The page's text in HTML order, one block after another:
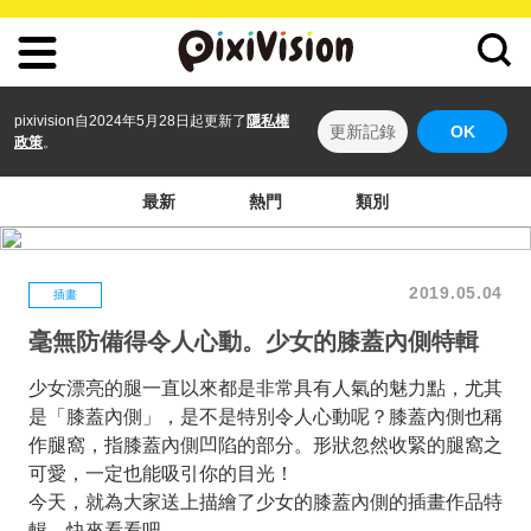
pixivision自2024年5月28日起更新了 隱私權
政策。
更新記錄 OK
最新 熱門 類別
插畫 2019.05.04
毫無防備得令人心動。少女的膝蓋內側特輯
少女漂亮的腿一直以來都是非常具有人氣的魅力點，尤其
是「膝蓋內側」，是不是特別令人心動呢？膝蓋內側也稱
作腿窩，指膝蓋內側凹陷的部分。形狀忽然收緊的腿窩之
可愛，一定也能吸引你的目光！
今天，就為大家送上描繪了少女的膝蓋內側的插畫作品特